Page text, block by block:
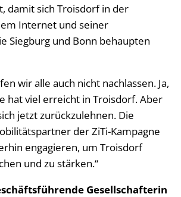
damit sich Troisdorf in der
Internet und seiner
Siegburg und Bonn behaupten
wir alle auch nicht nachlassen. Ja,
hat viel erreicht in Troisdorf. Aber
jetzt zurückzulehnen. Die
der ZiTi-Kampagne
engagieren, um Troisdorf
und zu stärken.“
Gesellschafterin